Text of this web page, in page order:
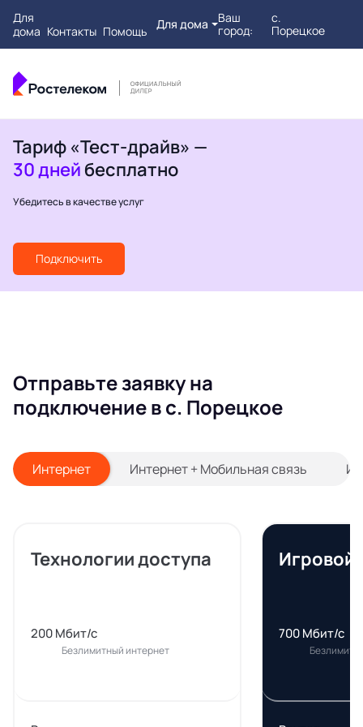
Для
дома Контакты Помощь Для дома
Ваш
город:
с.
Порецкое
Тариф «Тест-драйв» —
30 дней бесплатно
Убедитесь в качестве услуг
Подключить
Отправьте заявку на
подключение в с. Порецкое
Интернет Интернет + Мобильная связь
Технологии доступа
200 Мбит/с
Безлимитный интернет
Игровой
700 Мбит/с